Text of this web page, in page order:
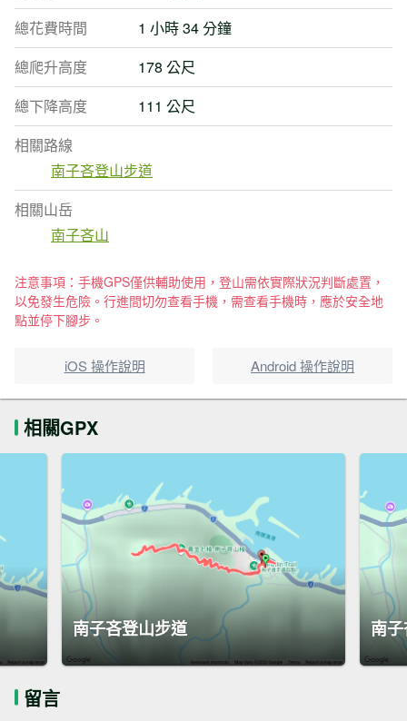
總花費時間
1 小時 34 分鐘
總爬升高度
178 公尺
總下降高度
111 公尺
相關路線
南子吝登山步道
相關山岳
南子吝山
注意事項：手機GPS僅供輔助使用，登山需依實際狀況判斷處置，
以免發生危險。行進間切勿查看手機，需查看手機時，應於安全地
點並停下腳步。
iOS 操作說明 Android 操作說明
相關GPX
南子吝登山步道 南
留言